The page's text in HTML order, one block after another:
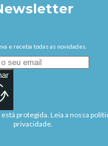
e receba todas as novidades.
protegida. Leia a nossa
privacidade.